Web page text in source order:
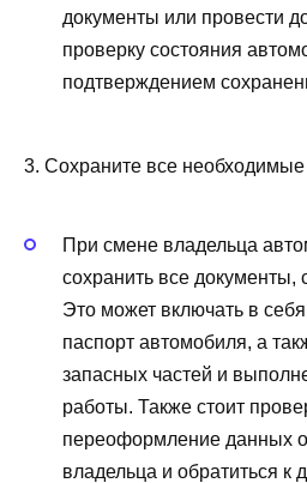
документы или провести
проверку состояния
подтверждением
3. Сохраните все
При смене владельца
сохранить все документы,
Это может включать в
паспорт автомобиля, а
запасных частей и
работы. Также стоит
переоформление данных о
владельца и обратиться к